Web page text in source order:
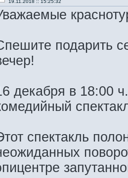
19.11.2018 :: 15:25:32
подарить
декабря в 18:00
спектакль